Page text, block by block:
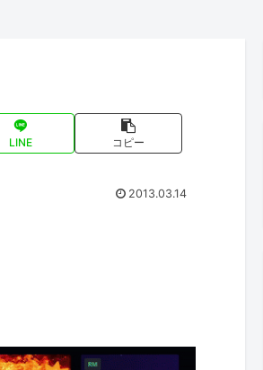
LINE コピー
2013.03.14